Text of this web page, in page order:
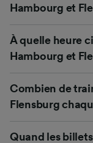
Hambourg et
À quelle heure
Hambourg et
Combien de
Flensburg
Quand les